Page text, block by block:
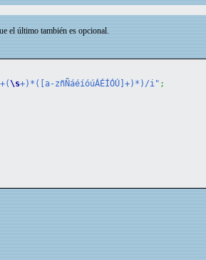
el último también es opcional.
\s+)*([a-zñÑáéíóúÁÉÍÓÚ]+)*)/i" ;